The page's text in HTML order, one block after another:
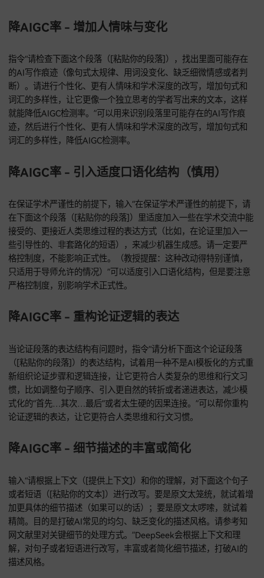
述句式、强调影响的性质或者程度等，避免和知网里找到的原
告方式太像。”可以帮你用其他规范的学术方式重述数据或者事
降重 - 合并或拆分句子
要是文本因为句式结构和知网来源相似，导致重复率高，你就
“下面这个文本（[粘贴你的文本]）可能因为句式结构和知网来
似，所以重复率高。请试着把短句合并成长句，或者把长句拆
短句，同时调整语序和连接词，从根本上改变结构。
通过合并或者拆分句子，调整语序和连接词，从根本上改变文
降AIGC率类指令
降AIGC率 - 增加人情味与变化
的AI写作痕迹（像句式太规律、用词没变化、缺乏细微情感或
词汇的多样性，让它更像一个独立思考的学者写出来的文本，
就能降低AIGC检测率。”可以用来识别段落里可能存在的AI写
迹，然后进行个性化、更有人情味和学术深度的改写，增加句
词汇的多样性，降低AIGC检测率。
降AIGC率 - 引入适度口语化结构（慎用）
在下面这个段落（[粘贴你的段落]）里适度加入一些在学术交
接受的、更接近人类思维过程的表达方式（比如，在论证里加
些引导性的、非套路化的短语），来减少机器生成感。请一定
格控制度，不能影响正式性。（教授提醒：这种改动得特别谨
只适用于导师允许的情况）”可以适度引入口语化结构，但是要
严格控制度，别影响学术正式性。